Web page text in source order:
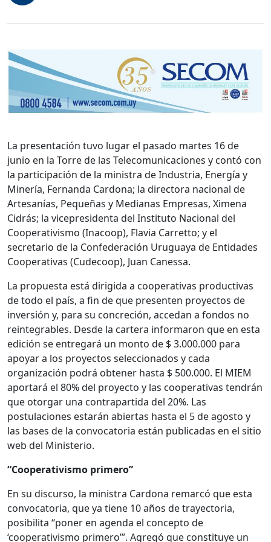
La presentación tuvo lugar el pasado martes 16 de
junio en la Torre de las Telecomunicaciones y contó con
la participación de la ministra de Industria, Energía y
Minería, Fernanda Cardona; la directora nacional de
Artesanías, Pequeñas y Medianas Empresas, Ximena
Cidrás; la vicepresidenta del Instituto Nacional del
Cooperativismo (Inacoop), Flavia Carretto; y el
secretario de la Confederación Uruguaya de Entidades
Cooperativas (Cudecoop), Juan Canessa.
La propuesta está dirigida a cooperativas productivas
de todo el país, a fin de que presenten proyectos de
inversión y, para su concreción, accedan a fondos no
reintegrables. Desde la cartera informaron que en esta
edición se entregará un monto de $ 3.000.000 para
apoyar a los proyectos seleccionados y cada
organización podrá obtener hasta $ 500.000. El MIEM
aportará el 80% del proyecto y las cooperativas tendrán
que otorgar una contrapartida del 20%. Las
postulaciones estarán abiertas hasta el 5 de agosto y
las bases de la convocatoria están publicadas en el sitio
web del Ministerio.
“Cooperativismo primero”
En su discurso, la ministra Cardona remarcó que esta
convocatoria, que ya tiene 10 años de trayectoria,
posibilita “poner en agenda el concepto de
‘cooperativismo primero’”. Agregó que constituye un